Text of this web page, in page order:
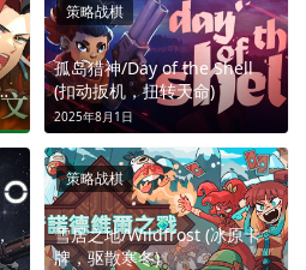
孤岛猎神/Day of the Shell
(扣动扳机，扭转天命)
2025年8月1日
策略战棋
雪居之地/Wildfrost (冰原卡
牌，驱散寒冬)
策略战棋